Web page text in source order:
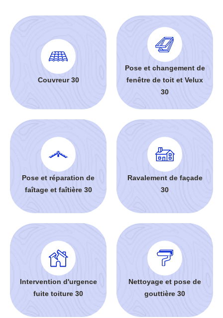
Couvreur 30
Pose et changement de
fenêtre de toit et Velux
30
Pose et réparation de
faîtage et faîtière 30
Ravalement de façade
30
Intervention d'urgence
fuite toiture 30
Nettoyage et pose de
gouttière 30